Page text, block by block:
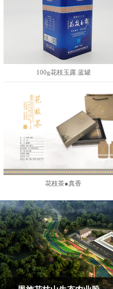
100g花枝玉露.蓝罐
花枝茶●真香